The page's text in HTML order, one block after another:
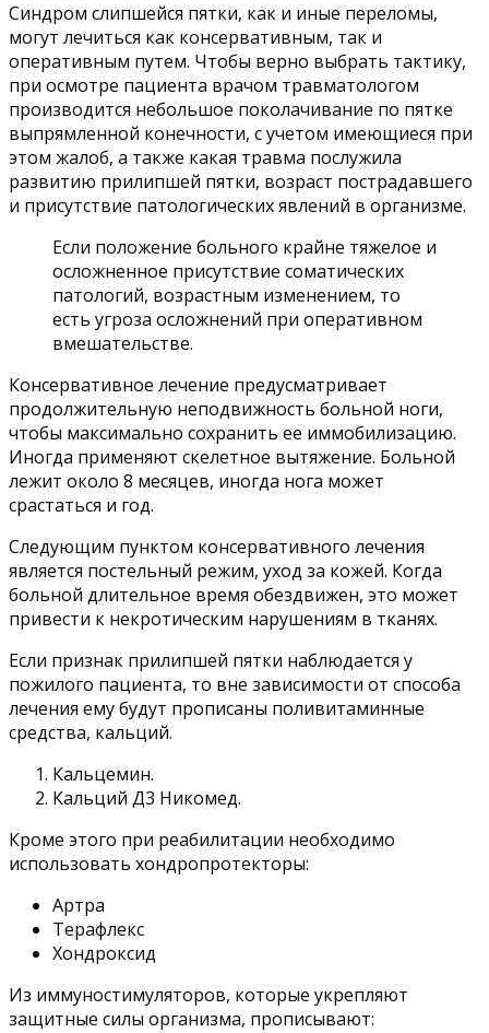
Синдром слипшейся пятки, как и иные переломы,
могут лечиться как консервативным, так и
оперативным путем. Чтобы верно выбрать тактику,
при осмотре пациента врачом травматологом
производится небольшое поколачивание по пятке
выпрямленной конечности, с учетом имеющиеся при
этом жалоб, а также какая травма послужила
развитию прилипшей пятки, возраст пострадавшего
и присутствие патологических явлений в организме.
Если положение больного крайне тяжелое и
осложненное присутствие соматических
патологий, возрастным изменением, то
есть угроза осложнений при оперативном
вмешательстве.
Консервативное лечение предусматривает
продолжительную неподвижность больной ноги,
чтобы максимально сохранить ее иммобилизацию.
Иногда применяют скелетное вытяжение. Больной
лежит около 8 месяцев, иногда нога может
срастаться и год.
Следующим пунктом консервативного лечения
является постельный режим, уход за кожей. Когда
больной длительное время обездвижен, это может
привести к некротическим нарушениям в тканях.
Если признак прилипшей пятки наблюдается у
пожилого пациента, то вне зависимости от способа
лечения ему будут прописаны поливитаминные
средства, кальций.
Кальцемин.
Кальций Д3 Никомед.
Кроме этого при реабилитации необходимо
использовать хондропротекторы:
Артра
Терафлекс
Хондроксид
Из иммуностимуляторов, которые укрепляют
защитные силы организма, прописывают: